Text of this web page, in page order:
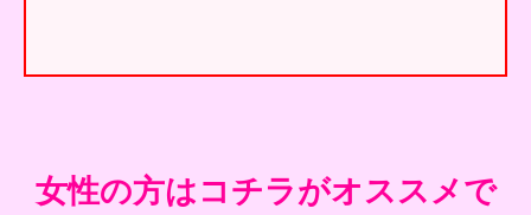
女性の方はコチラがオススメで